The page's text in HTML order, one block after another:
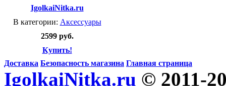
IgolkaiNitka.ru
В категории: Аксессуары
2599 руб.
Купить!
Доставка Безопасность магазина Главная страница
IgolkaiNitka.ru © 2011-